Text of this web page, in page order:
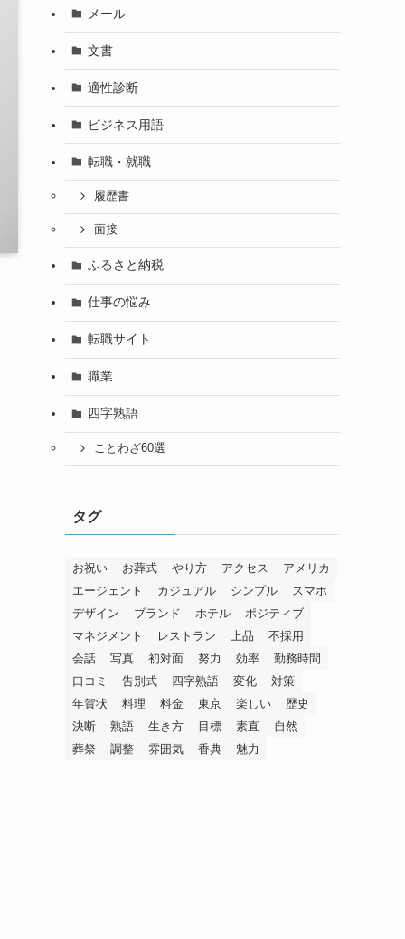
メール
文書
適性診断
ビジネス用語
転職・就職
履歴書
面接
ふるさと納税
仕事の悩み
転職サイト
職業
四字熟語
ことわざ60選
タグ
お祝い お葬式 やり方 アクセス
アメリカ
エージェント
カジュアル シンプル
スマホ
デザイン
ブランド ホテル
ポジティブ
マネジメント
レストラン 上品
不採用
会話
写真 初対面 努力 効率
勤務時間
口コミ
告別式 四字熟語 変化
対策
年賀状
料理 料金 東京 楽しい
歴史
決断
熟語 生き方 目標 素直
自然
葬祭
調整 雰囲気 香典 魅力